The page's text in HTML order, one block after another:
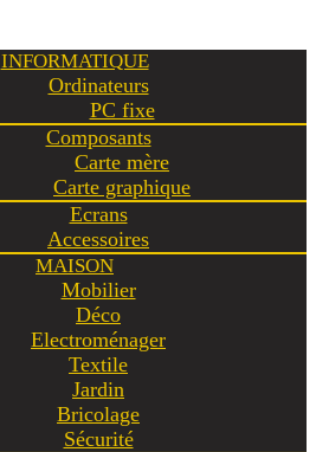
INFORMATIQUE
Ordinateurs
PC fixe
Composants
Carte mère
Carte graphique
Ecrans
Accessoires
MAISON
Mobilier
Déco
Electroménager
Textile
Jardin
Bricolage
Sécurité